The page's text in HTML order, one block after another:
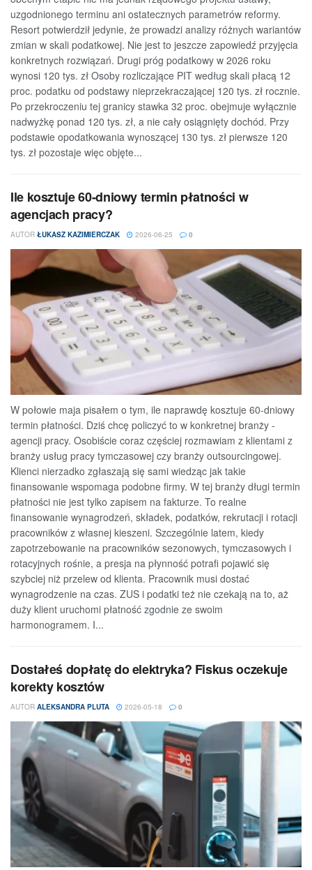
uzgodnionego terminu ani ostatecznych parametrów reformy.
Resort potwierdził jedynie, że prowadzi analizy różnych wariantów
zmian w skali podatkowej. Nie jest to jeszcze zapowiedź przyjęcia
konkretnych rozwiązań. Drugi próg podatkowy w 2026 roku
wynosi 120 tys. zł Osoby rozliczające PIT według skali płacą 12
proc. podatku od podstawy nieprzekraczającej 120 tys. zł rocznie.
Po przekroczeniu tej granicy stawka 32 proc. obejmuje wyłącznie
nadwyżkę ponad 120 tys. zł, a nie cały osiągnięty dochód. Przy
podstawie opodatkowania wynoszącej 130 tys. zł pierwsze 120
tys. zł pozostaje więc objęte...
Ile kosztuje 60-dniowy termin płatności w
agencjach pracy?
AUTOR ŁUKASZ KAZIMIERCZAK 2026-06-25 0
W połowie maja pisałem o tym, ile naprawdę kosztuje 60-dniowy
termin płatności. Dziś chcę policzyć to w konkretnej branży -
agencji pracy. Osobiście coraz częściej rozmawiam z klientami z
branży usług pracy tymczasowej czy branży outsourcingowej.
Klienci nierzadko zgłaszają się sami wiedząc jak takie
finansowanie wspomaga podobne firmy. W tej branży długi termin
płatności nie jest tylko zapisem na fakturze. To realne
finansowanie wynagrodzeń, składek, podatków, rekrutacji i rotacji
pracowników z własnej kieszeni. Szczególnie latem, kiedy
zapotrzebowanie na pracowników sezonowych, tymczasowych i
rotacyjnych rośnie, a presja na płynność potrafi pojawić się
szybciej niż przelew od klienta. Pracownik musi dostać
wynagrodzenie na czas. ZUS i podatki też nie czekają na to, aż
duży klient uruchomi płatność zgodnie ze swoim
harmonogramem. I...
Dostałeś dopłatę do elektryka? Fiskus oczekuje
korekty kosztów
AUTOR ALEKSANDRA PLUTA 2026-05-18 0